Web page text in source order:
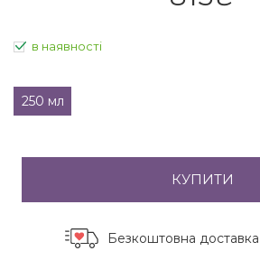
в наявності
250 мл
КУПИТИ
Безкоштовна доставка